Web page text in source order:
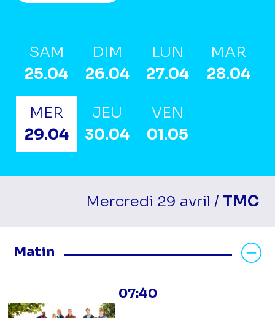
SAM
25.04
DIM
26.04
LUN
27.04
MAR
28.04
MER
29.04
JEU
30.04
VEN
01.05
Mercredi 29 avril / TMC
Matin
Masquer les programmes Matin
07:40